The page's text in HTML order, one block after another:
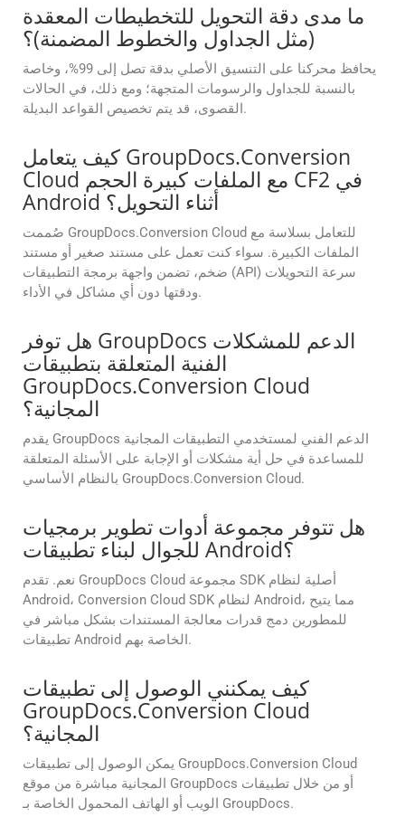
ما مدى دقة التحويل للتخطيطات المعقدة
(مثل الجداول والخطوط المضمنة)؟
يحافظ محركنا على التنسيق الأصلي بدقة تصل إلى 99%، وخاصة
بالنسبة للجداول والرسومات المتجهة؛ ومع ذلك، في الحالات
القصوى، قد يتم تخصيص القواعد البديلة.
كيف يتعامل GroupDocs.Conversion
Cloud مع الملفات كبيرة الحجم CF2 في
Android أثناء التحويل؟
صُممت GroupDocs.Conversion Cloud للتعامل بسلاسة مع
الملفات الكبيرة. سواء كنت تعمل على مستند صغير أو مستند
ضخم، تضمن واجهة برمجة التطبيقات (API) سرعة التحويلات
ودقتها دون أي مشاكل في الأداء.
هل توفر GroupDocs الدعم للمشكلات
الفنية المتعلقة بتطبيقات
GroupDocs.Conversion Cloud
المجانية؟
يقدم GroupDocs الدعم الفني لمستخدمي التطبيقات المجانية
للمساعدة في حل أية مشكلات أو الإجابة على الأسئلة المتعلقة
بالنظام الأساسي GroupDocs.Conversion Cloud.
هل تتوفر مجموعة أدوات تطوير برمجيات
للجوال لبناء تطبيقات Android؟
نعم. تقدم GroupDocs Cloud مجموعة SDK أصلية لنظام
Android، Conversion Cloud SDK لنظام Android، مما يتيح
للمطورين دمج قدرات معالجة المستندات بشكل مباشر في
تطبيقات Android الخاصة بهم.
كيف يمكنني الوصول إلى تطبيقات
GroupDocs.Conversion Cloud
المجانية؟
يمكن الوصول إلى تطبيقات GroupDocs.Conversion Cloud
المجانية مباشرة من موقع GroupDocs أو من خلال تطبيقات
الويب أو الهاتف المحمول الخاصة بـ GroupDocs.